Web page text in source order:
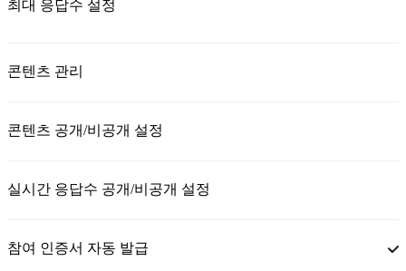
최대 응답수 설정
콘텐츠 관리
콘텐츠 공개/비공개 설정
실시간 응답수 공개/비공개 설정
참여 인증서 자동 발급